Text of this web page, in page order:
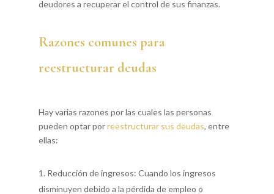
deudores a recuperar el control de sus finanzas.
Razones comunes para
reestructurar deudas
Hay varias razones por las cuales las personas
pueden optar porreestructurar sus deudas, entre
ellas:
Reducción de ingresos: Cuando los ingresos
disminuyen debido a la pérdida de empleo o